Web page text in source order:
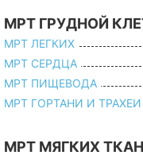
МРТ ГРУДНОЙ
МРТ ЛЕГКИХ
МРТ СЕРДЦА
МРТ ПИЩЕВОДА
МРТ ГОРТАНИ И ТРАХЕИ
МРТ МЯГКИХ